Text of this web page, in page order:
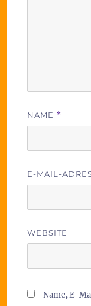
NAME *
E-MAIL-
WEBSITE
Name, E-